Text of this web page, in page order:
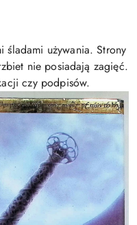
śladami używania. Strony
nie posiadają zagięć.
czy podpisów.